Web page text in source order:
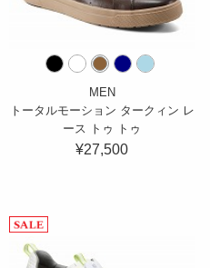
MEN
トータルモーション タークィン レ
ース トゥ トゥ
¥27,500